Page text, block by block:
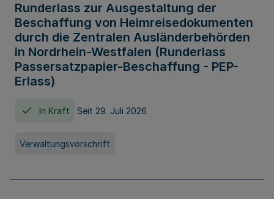
Runderlass zur Ausgestaltung der
Beschaffung von Heimreisedokumenten
durch die Zentralen Ausländerbehörden
in Nordrhein-Westfalen (Runderlass
Passersatzpapier-Beschaffung - PEP-
Erlass)
In Kraft Seit 29. Juli 2026
Verwaltungsvorschrift